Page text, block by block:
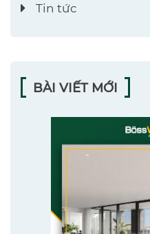
Tin tức
BÀI VIẾT MỚI